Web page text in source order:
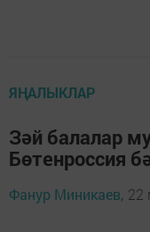
ЯҢАЛЫКЛАР
Зәй балалар
Бөтенроссия
Фанур Миникаев, 22